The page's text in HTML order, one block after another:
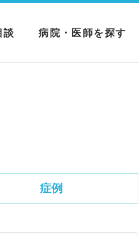
談 病院・医師を探す
症例